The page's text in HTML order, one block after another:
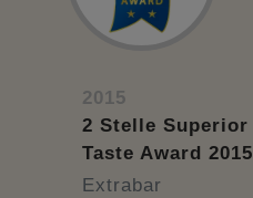
2015
2 Stelle Superior
Taste Award 2015
Extrabar